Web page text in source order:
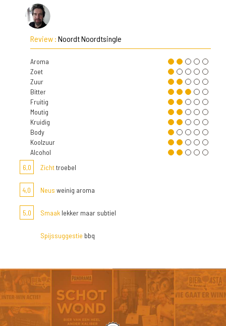
Review : Noordt Noordtsingle
Aroma
Zoet
Zuur
Bitter
Fruitig
Moutig
Kruidig
Body
Koolzuur
Alcohol
6,0
Zichttroebel
4,0 Neus weinig aroma
5,0 Smaak lekker maar subtiel
Spijssuggestie bbq